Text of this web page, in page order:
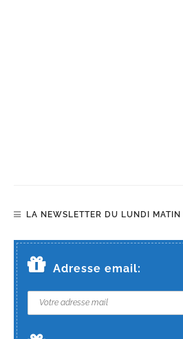
LA NEWSLETTER DU LUNDI MATIN
Adresse email: